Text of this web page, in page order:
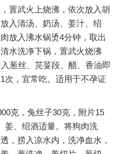
置武火上烧沸，依次放入胡
入清汤、奶汤、姜汁、绍
放入沸水锅烫4分钟，取出
水洗净下锅，置武火烧沸
葱丝、芫荽段、醋、香油即
次，宜常吃。适用于不孕证
克，兔丝子30克，附片15
姜、绍酒适量。将狗肉洗
，捞入凉水内，洗净血水，